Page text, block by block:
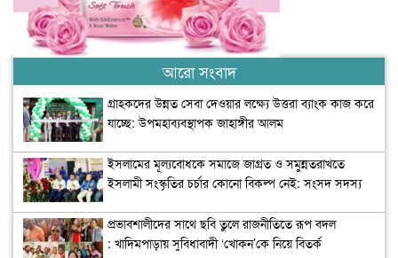
আরো সংবাদ
গ্রাহকদের উন্নত সেবা দেওয়ার লক্ষ্যে উত্তরা ব্যাংক কাজ করে
যাচ্ছে: উপমহাব্যবস্থাপক জাহাঙ্গীর আলম
ইসলামের মূল্যবোধকে সমাজে জাগ্রত ও সমুন্নতরাখতে
ইসলামী সংস্কৃতির চর্চার কোনো বিকল্প নেই: সংসদ সদস্য
প্রভাবশালীদের সাথে ছবি তুলে রাজনীতিতে রূপ বদল
: খাদিমপাড়ায় সুবিধাবাদী ‘খোকন’কে নিয়ে বিতর্ক